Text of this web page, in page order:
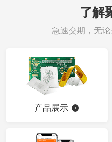
了解
急速交期，无
产品展示